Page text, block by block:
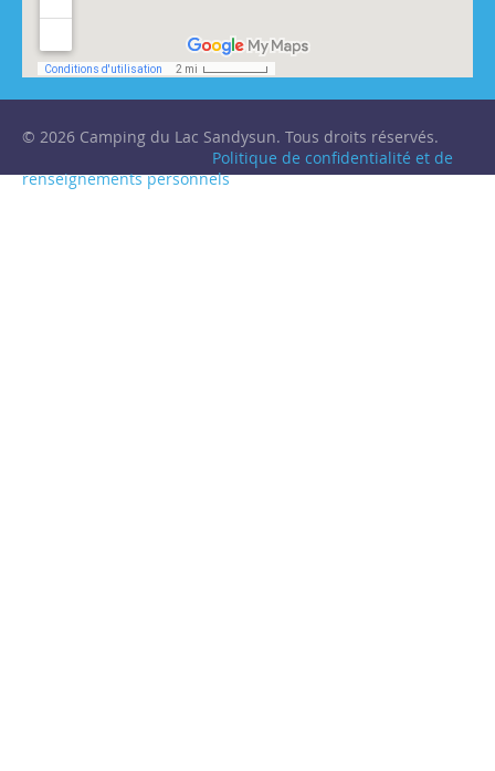
© 2026 Camping du Lac Sandysun. Tous droits réservés.
Politique de confidentialité et de
renseignements personnels